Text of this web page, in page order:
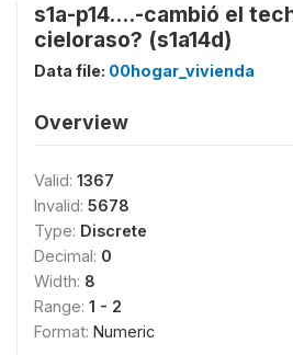
s1a-p14....-cambió el
cieloraso? (s1a14d)
Data file: 00hogar_vivienda
Overview
Valid: 1367
Invalid: 5678
Type: Discrete
Decimal: 0
Width: 8
Range: 1 - 2
Format: Numeric